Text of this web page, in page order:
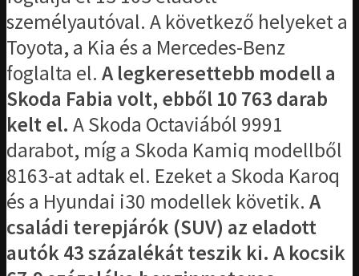
személyautóval. A következő helyeket a
Toyota, a Kia és a Mercedes-Benz
foglalta el. A legkeresettebb modell a
Skoda Fabia volt, ebből 10 763 darab
kelt el. A Skoda Octaviából 9991
darabot, míg a Skoda Kamiq modellből
8163-at adtak el. Ezeket a Skoda Karoq
és a Hyundai i30 modellek követik. A
családi terepjárók (SUV) az eladott
autók 43 százalékát teszik ki. A kocsik